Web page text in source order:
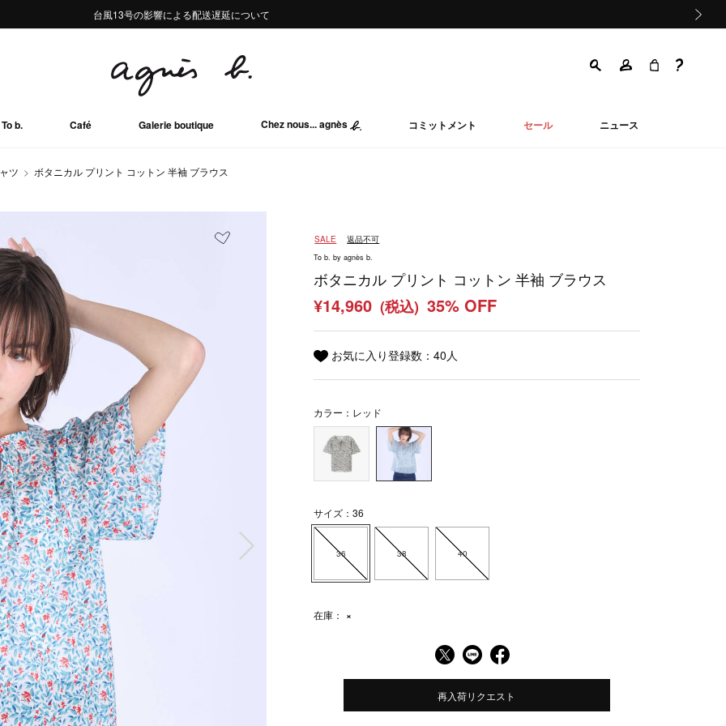
熊本地域地震の影響による配送遅延について
Summer Sale 2buy10%OFF!!
台風13号の影響による配送遅延について
熊本地域地震の影響による配送遅延について
Summer Sale 2buy10%OFF!!
To b. Café Galerie boutique Chez nous... agnès コミットメント セール ニュース
ツ ボタニカル プリント コットン 半袖 ブラウス
SALE 返品不可
To b. by agnès b.
ボタニカル プリント コットン 半袖 ブラウス
¥14,960 (税込) 35% OFF
お気に入り登録数：40人
カラー：レッド
サイズ：36
36 38 40
在庫： ×
再入荷リクエスト